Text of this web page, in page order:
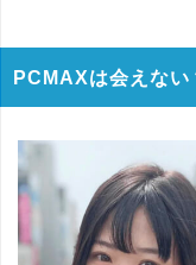
PCMAXは会えない